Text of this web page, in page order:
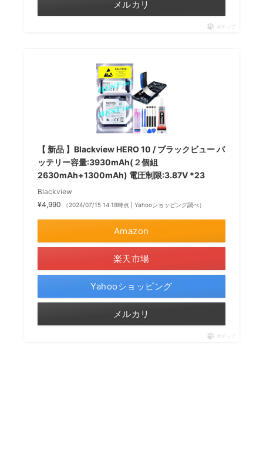
メルカリ
ポチップ
【 新品 】Blackview HERO 10 / ブラックビュー バ
ッテリー容量:3930mAh(２個組
2630mAh+1300mAh) 電圧制限:3.87V *23
Blackview
¥4,990
（2024/07/15 14:18時点 | Yahooショッピング調べ）
Amazon
楽天市場
Yahooショッピング
メルカリ
ポチップ